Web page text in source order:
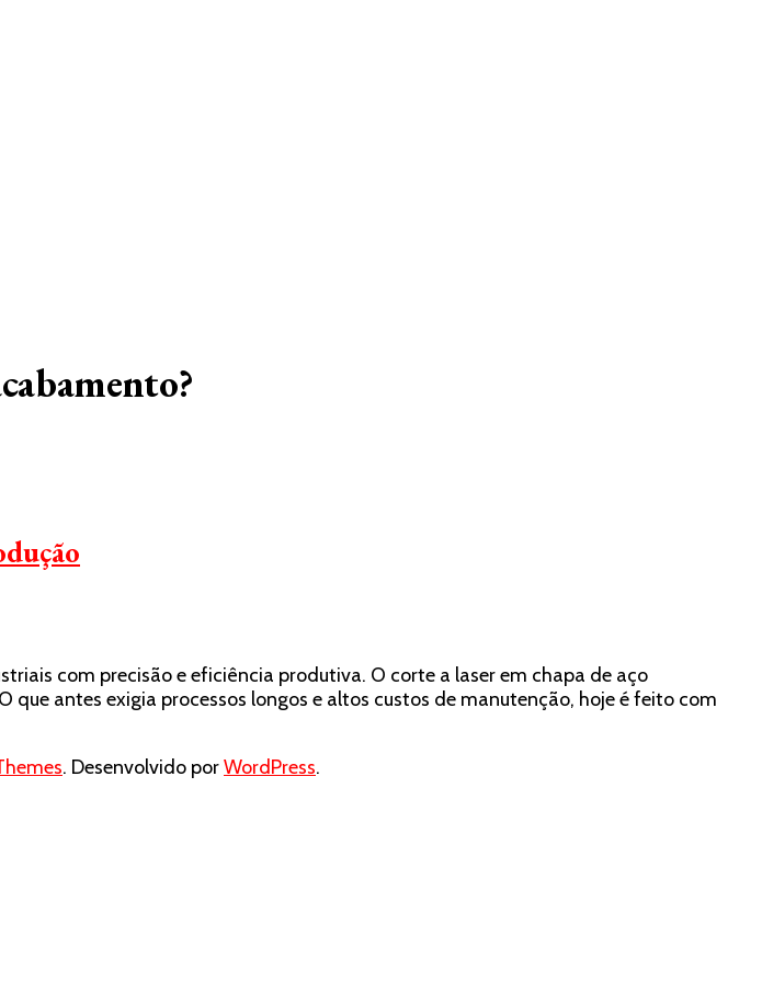
com precisão e eficiência produtiva. O corte a laser em chapa de aço
antes exigia processos longos e altos custos de manutenção, hoje é feito com
. Desenvolvido porWordPress.